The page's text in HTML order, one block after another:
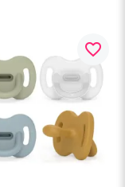
favorite_border